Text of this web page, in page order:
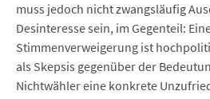
muss jedoch nicht zwangsläufig
Desinteresse sein, im Gegenteil:
Stimmenverweigerung ist
als Skepsis gegenüber der
Nichtwähler eine konkrete